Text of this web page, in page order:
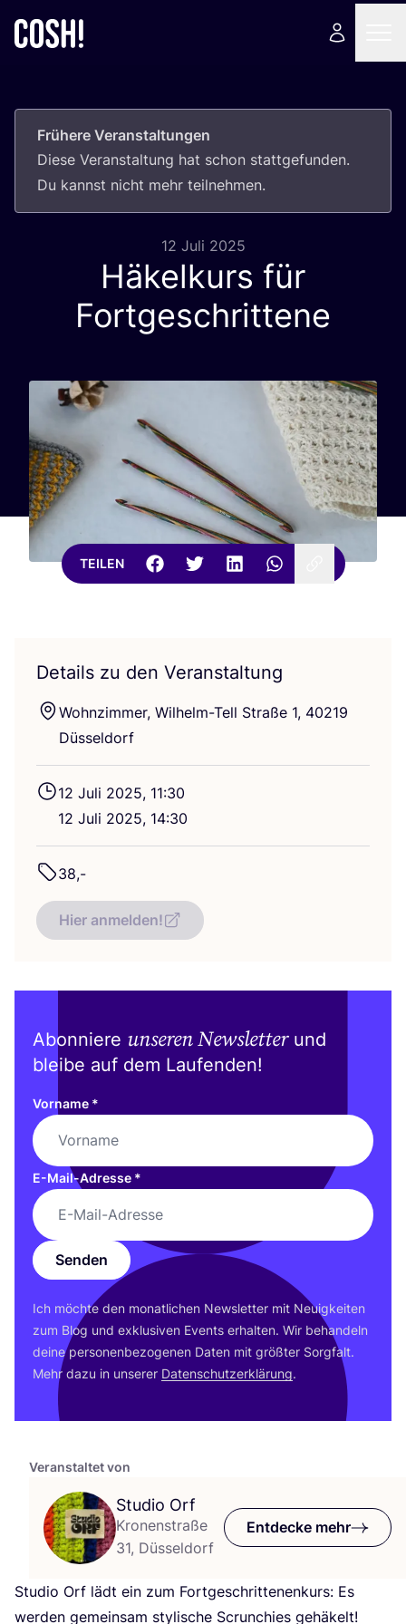
Frühere Veranstaltungen
Die­se Ver­an­stal­tung hat schon statt­ge­fun­den.
Du kannst nicht mehr teilnehmen.
12 Juli 2025
Häkelkurs für
Fortgeschrittene
TEILEN
Veranstaltet von
Studio Orf
Kronenstraße
31, Düsseldorf
Entdecke mehr
Stu­dio Orf lädt ein zum Fort­ge­schrit­te­nen­kurs: Es
wer­den gemein­sam sty­li­sche Scrun­chies gehäkelt!
Details zu den Veranstaltung
Wohn­zim­mer, Wil­helm-Tell Stra­ße 1, 40219
Düsseldorf
12 Juli 2025, 11:30
12 Juli 2025, 14:30
38,-
Hier anmelden!
Abonniere unseren Newsletterund
bleibe auf dem Laufenden!
Vorname *
E-Mail-Adresse *
Senden
Ich möch­te den monat­li­chen News­let­ter mit Neu­ig­kei­ten
zum Blog und exklu­si­ven Events erhal­ten. Wir behan­deln
dei­ne per­so­nen­be­zo­ge­nen Daten mit größ­ter Sorg­falt.
Mehr dazu in unse­rer Daten­schutz­er­klä­rung.